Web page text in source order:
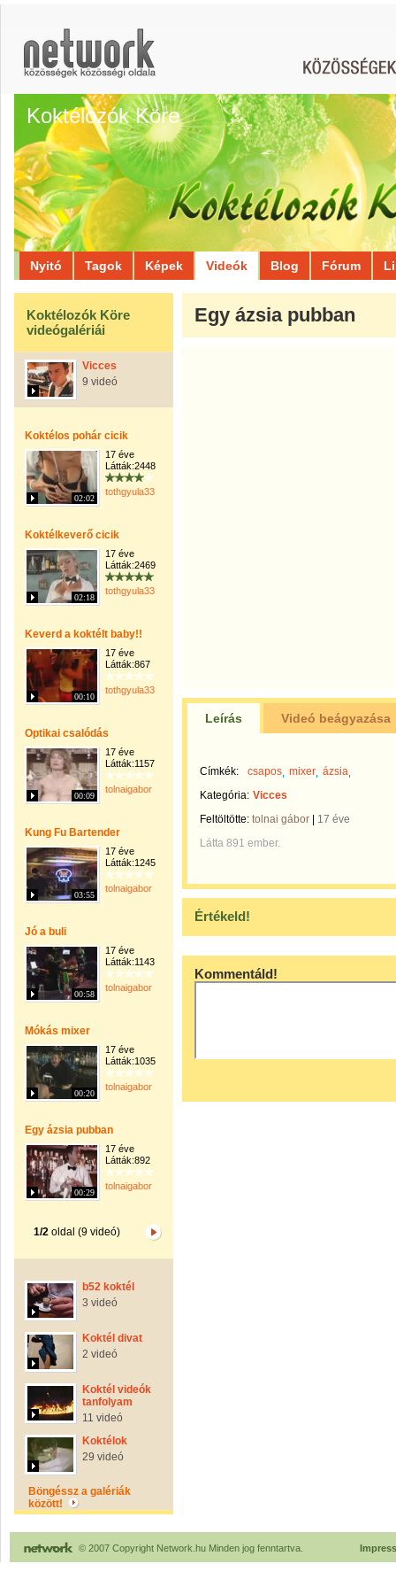
Koktélozók Köre
Nyitó Tagok Képek Videók Blog Fórum
Koktélozók Köre
videógalériái
Vicces
9 videó
Koktélos pohár cicik
02:02
17 éve
Látták:2448
tothgyula33
Koktélkeverő cicik
02:18
17 éve
Látták:2469
tothgyula33
Keverd a koktélt baby!!
00:10
17 éve
Látták:867
tothgyula33
Optikai csalódás
00:09
17 éve
Látták:1157
tolnaigabor
Kung Fu Bartender
03:55
17 éve
Látták:1245
tolnaigabor
Jó a buli
00:58
17 éve
Látták:1143
tolnaigabor
Mókás mixer
00:20
17 éve
Látták:1035
tolnaigabor
Egy ázsia pubban
00:29
17 éve
Látták:892
tolnaigabor
1/2 oldal (9 videó)
b52 koktél
3 videó
Koktél divat
2 videó
Koktél videók
tanfolyam
11 videó
Koktélok
29 videó
Böngéssz a galériák
között!
Egy ázsia pubban
Leírás Videó beágyazása
Címkék: csapos mixer ázsia
Kategória: Vicces
Feltöltötte: tolnai gábor
17 éve
Látta 891 ember.
Értékeld!
Kommentáld!
© 2007 Copyright Network.hu Minden jog fenntartva.